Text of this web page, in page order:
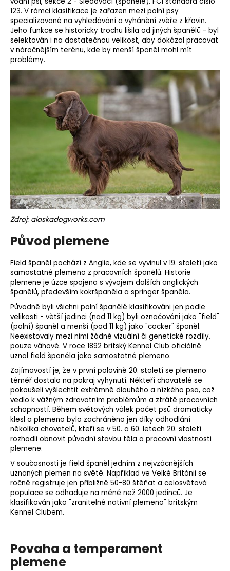
123. V rámci klasifikace je zařazen mezi polní psy
specializované na vyhledávání a vyhánění zvěře z křovin.
Jeho funkce se historicky trochu lišila od jiných španělů - byl
selektován i na dostatečnou velikost, aby dokázal pracovat
v náročnějším terénu, kde by menší španěl mohl mít
problémy.
Zdroj: alaskadogworks.com
Původ plemene
Field španěl pochází z Anglie, kde se vyvinul v 19. století jako
samostatné plemeno z pracovních španělů. Historie
plemene je úzce spojena s vývojem dalších anglických
španělů, především kokršpaněla a springer španěla.
Původně byli všichni polní španělé klasifikováni jen podle
velikosti - větší jedinci (nad 11 kg) byli označováni jako "field"
(polní) španěl a menší (pod 11 kg) jako "cocker" španěl.
Neexistovaly mezi nimi žádné vizuální či genetické rozdíly,
pouze váhové. V roce 1892 britský Kennel Club oficiálně
uznal field španěla jako samostatné plemeno.
Zajímavostí je, že v první polovině 20. století se plemeno
téměř dostalo na pokraj vyhynutí. Někteří chovatelé se
pokoušeli vyšlechtit extrémně dlouhého a nízkého psa, což
vedlo k vážným zdravotním problémům a ztrátě pracovních
schopností. Během světových válek počet psů dramaticky
klesl a plemeno bylo zachráněno jen díky odhodlání
několika chovatelů, kteří se v 50. a 60. letech 20. století
rozhodli obnovit původní stavbu těla a pracovní vlastnosti
plemene.
V současnosti je field španěl jedním z nejvzácnějších
uznaných plemen na světě. Například ve Velké Británii se
ročně registruje jen přibližně 50-80 štěňat a celosvětová
populace se odhaduje na méně než 2000 jedinců. Je
klasifikován jako "zranitelné nativní plemeno" britským
Kennel Clubem.
Povaha a temperament
plemene
r
u
č
u
j
e
m
e